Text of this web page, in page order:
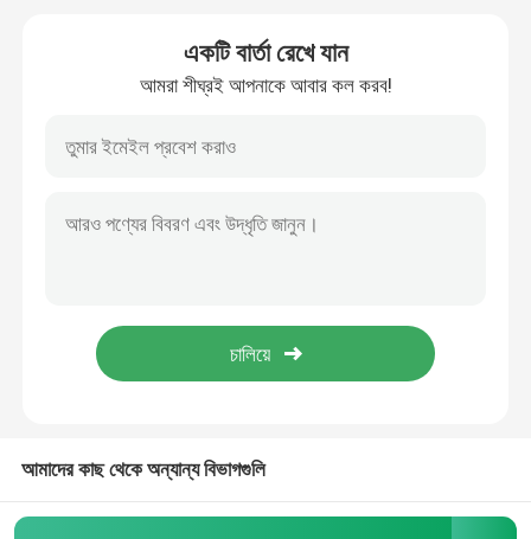
ট্রাইপড শিকার
শ্যুটিং ব্র্যাকেট
ট্রিগার স্টিক
শুটিং স্ট্যান্ড
একটি বার্তা রেখে যান
আমরা শীঘ্রই আপনাকে আবার কল করব!
আমাদের কাছ থেকে অন্যান্য বিভাগগুলি